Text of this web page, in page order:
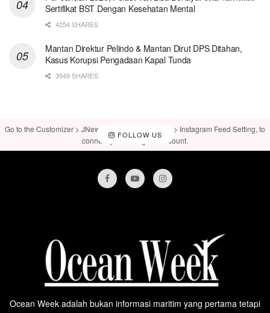
Sertifikat BST Dengan Kesehatan Mental
4254 SHARES
Mantan Direktur Pelindo & Mantan Dirut DPS Ditahan,
Kasus Korupsi Pengadaan Kapal Tunda
3949 SHARES
FOLLOW US
Go to the Customizer > JNews : Social, Like & View > Instagram Feed Setting, to
connect your Instagram account.
Ocean Week adalah bukan informasi maritim yang pertama tetapi